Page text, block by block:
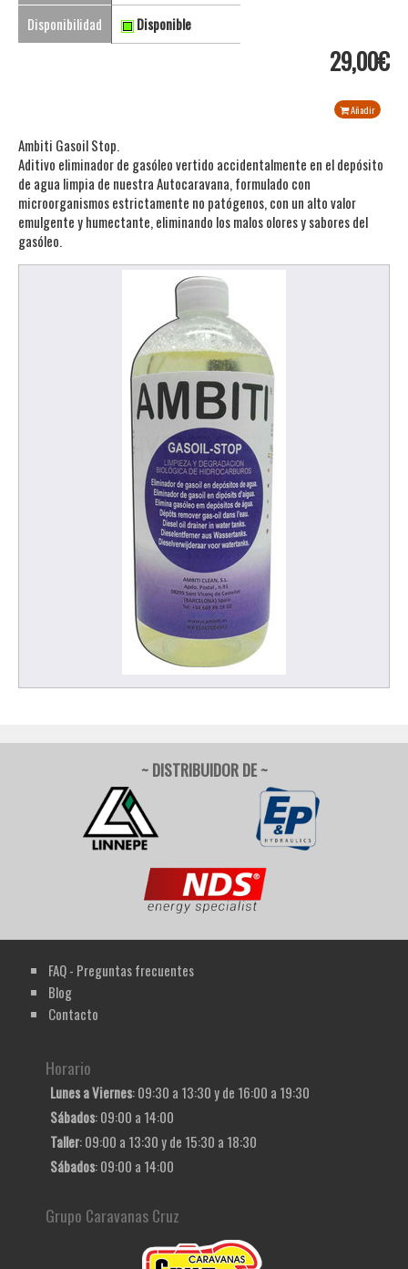
Disponibilidad
Disponible
29,00€
Añadir
Ambiti Gasoil Stop.
Aditivo eliminador de gasóleo vertido accidentalmente en el depósito
de agua limpia de nuestra Autocaravana, formulado con
microorganismos estrictamente no patógenos, con un alto valor
emulgente y humectante, eliminando los malos olores y sabores del
gasóleo.
~ DISTRIBUIDOR DE ~
FAQ - Preguntas frecuentes
Blog
Contacto
Horario
Lunes a Viernes: 09:30 a 13:30 y de 16:00 a 19:30
Sábados: 09:00 a 14:00
Taller: 09:00 a 13:30 y de 15:30 a 18:30
Sábados: 09:00 a 14:00
Grupo Caravanas Cruz